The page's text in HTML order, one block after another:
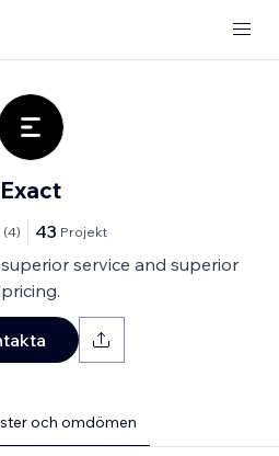
Exact
(4) 43 Projekt
service and superior
pricing.
och omdömen